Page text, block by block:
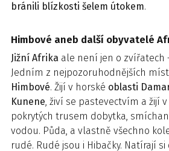
bránili blízkosti šelem útokem.
Himbové aneb další obyvatelé
Jižní Afrika ale není jen o zvířatech
Jedním z nejpozoruhodnějších
Himbové. Žijí v horské oblasti
Kunene, živí se pastevectvím a žijí
pokrytých trusem dobytka,
vodou. Půda, a vlastně všechno
rudé. Rudé jsou i Hibačky. Natírají